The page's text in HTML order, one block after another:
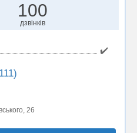
100
дзвінків
✔️
26